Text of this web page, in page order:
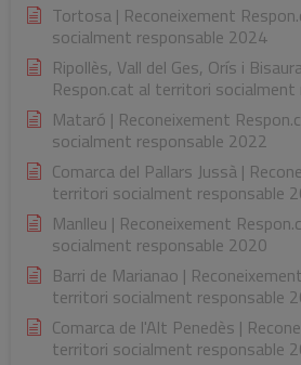
Tortosa | Reconeixement
socialment responsable 2024
Ripollès, Vall del Ges, Orís i
Respon.cat al territori
Mataró | Reconeixement
socialment responsable 2022
Comarca del Pallars Jussà |
territori socialment responsable
Manlleu | Reconeixement
socialment responsable 2020
Barri de Marianao |
territori socialment responsable
Comarca de l'Alt Penedès |
territori socialment responsable